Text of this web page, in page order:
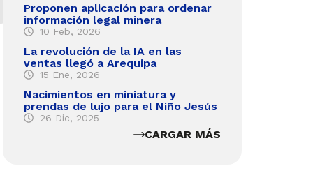
Proponen aplicación para ordenar
información legal minera
10 Feb, 2026
La revolución de la IA en las
ventas llegó a Arequipa
15 Ene, 2026
Nacimientos en miniatura y
prendas de lujo para el Niño Jesús
26 Dic, 2025
CARGAR MÁS